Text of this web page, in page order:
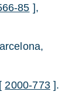
85 ],
[2000-773].